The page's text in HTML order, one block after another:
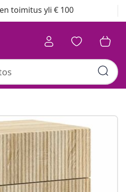
toimitus yli € 100